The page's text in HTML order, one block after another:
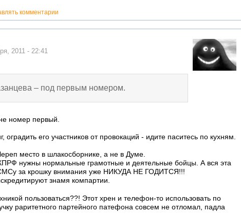
комментарии
2011 - 22:41
– под первым номером.
номер первый.
оградить его участников от провокаций - идите паситесь по кухням.
место в шлакосборнике, а не в Думе.
нужны нормальные грамотные и деятельные бойцы. А вся эта
СМСу за крошку внимания уже НИКУДА НЕ ГОДИТСЯ!!!
знамя компартии.
пользоваться??! Этот хрен и телефон-то использовать по
раритетного партейного патефона совсем не отломал, падла